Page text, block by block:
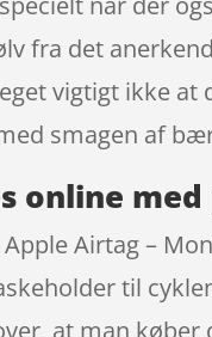
fra det
vigtigt ikke
smagen af
online
Airtag –
til
at man køber